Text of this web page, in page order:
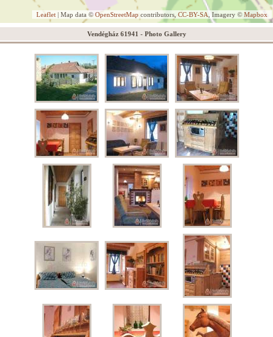
Leaflet | Map data © OpenStreetMap contributors, CC-BY-SA , Imagery © Mapbox
Vendégház 61941 - Photo Gallery